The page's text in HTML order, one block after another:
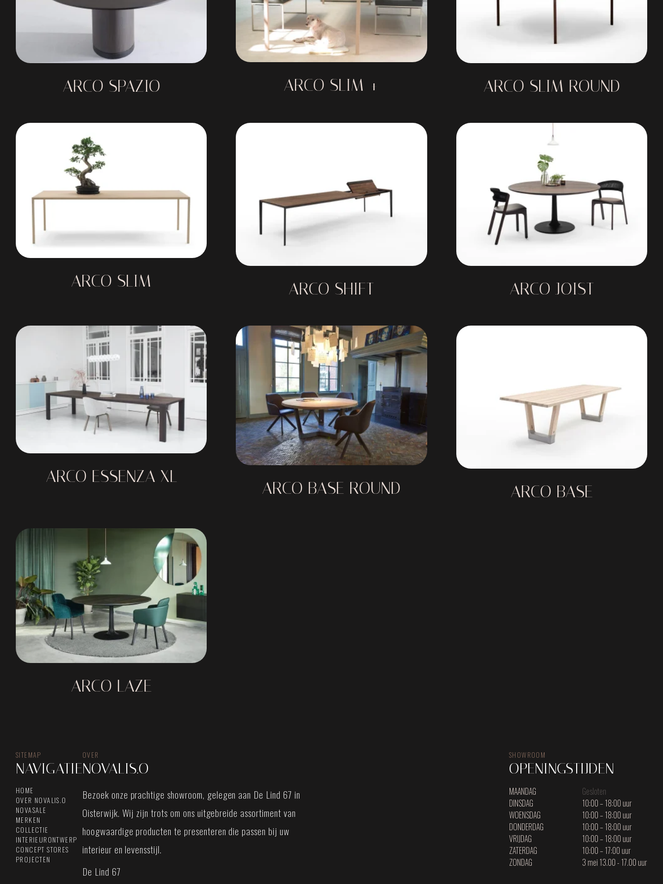
ARCO SPAZIO ARCO SLIM + ARCO SLIM ROUND
ARCO SLIM ARCO SHIFT ARCO JOIST
ARCO ESSENZA XL
ARCO BASE ROUND ARCO BASE
ARCO LAZE
SITEMAP
NAVIGATIE
HOME
OVER NOVALIS.O
NOVASALE
MERKEN
COLLECTIE
INTERIEURONTWERP
CONCEPT STORES
PROJECTEN
OVER
NOVALIS.O
Bezoek onze prachtige showroom, gelegen aan De Lind 67 in
Oisterwijk. Wij zijn trots om ons uitgebreide assortiment van
hoogwaardige producten te presenteren die passen bij uw
interieur en levensstijl.
De Lind 67
SHOWROOM
OPENINGSTIJDEN
MAANDAG
Gesloten
DINSDAG
10:00 – 18:00 uur
WOENSDAG
10:00 – 18:00 uur
DONDERDAG
10:00 – 18:00 uur
VRIJDAG
10:00 – 18:00 uur
ZATERDAG
10:00 – 17:00 uur
ZONDAG
3 mei 13.00 - 17.00 uur